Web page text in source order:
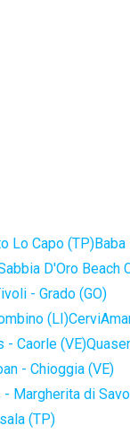
Lo Capo (TP)
D'Oro Beach
- Grado (GO)
(LI)
- Caorle (VE)
- Chioggia (VE)
Margherita di
(TP)